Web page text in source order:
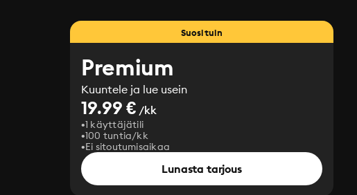
Suosituin
Premium
Kuuntele ja lue usein
19.99 € /kk
1 käyttäjätili
100 tuntia/kk
Ei sitoutumisaikaa
Lunasta tarjous